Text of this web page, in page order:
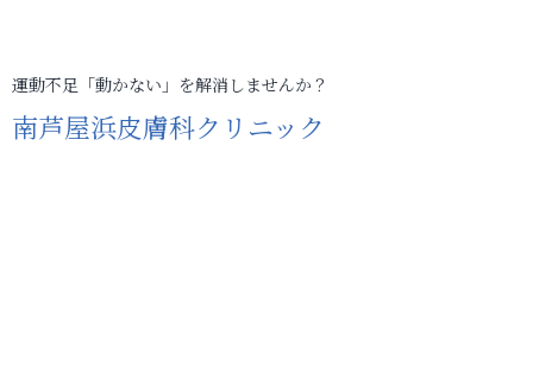
運動不足「動かない」を解消しませんか？
南芦屋浜皮膚科クリニック